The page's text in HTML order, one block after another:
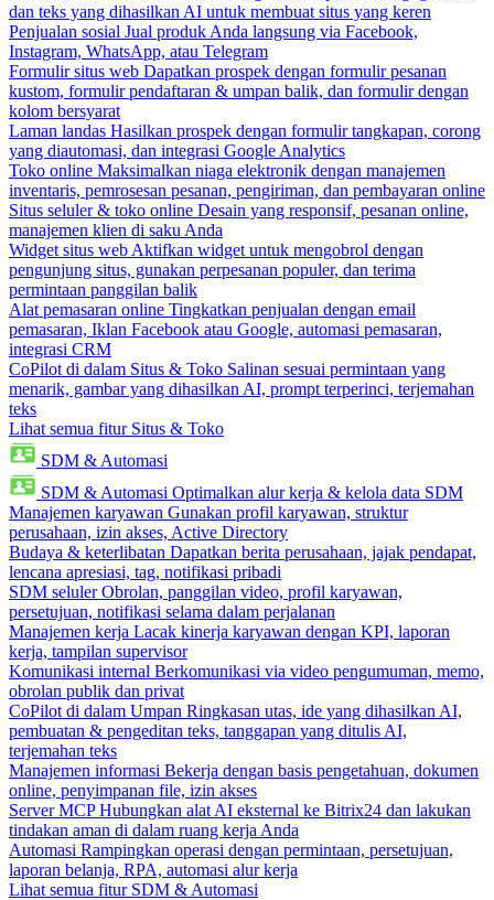
dan teks yang dihasilkan AI untuk membuat situs yang keren
Penjualan sosial Jual produk Anda langsung via Facebook,
Instagram, WhatsApp, atau Telegram
Formulir situs web Dapatkan prospek dengan formulir pesanan
kustom, formulir pendaftaran & umpan balik, dan formulir dengan
kolom bersyarat
Laman landas Hasilkan prospek dengan formulir tangkapan, corong
yang diautomasi, dan integrasi Google Analytics
Toko online Maksimalkan niaga elektronik dengan manajemen
inventaris, pemrosesan pesanan, pengiriman, dan pembayaran online
Situs seluler & toko online Desain yang responsif, pesanan online,
manajemen klien di saku Anda
Widget situs web Aktifkan widget untuk mengobrol dengan
pengunjung situs, gunakan perpesanan populer, dan terima
permintaan panggilan balik
Alat pemasaran online Tingkatkan penjualan dengan email
pemasaran, Iklan Facebook atau Google, automasi pemasaran,
integrasi CRM
CoPilot di dalam Situs & Toko Salinan sesuai permintaan yang
menarik, gambar yang dihasilkan AI, prompt terperinci, terjemahan
teks
Lihat semua fitur Situs & Toko
SDM & Automasi
SDM & Automasi Optimalkan alur kerja & kelola data SDM
Manajemen karyawan Gunakan profil karyawan, struktur
perusahaan, izin akses, Active Directory
Budaya & keterlibatan Dapatkan berita perusahaan, jajak pendapat,
lencana apresiasi, tag, notifikasi pribadi
SDM seluler Obrolan, panggilan video, profil karyawan,
persetujuan, notifikasi selama dalam perjalanan
Manajemen kerja Lacak kinerja karyawan dengan KPI, laporan
kerja, tampilan supervisor
Komunikasi internal Berkomunikasi via video pengumuman, memo,
obrolan publik dan privat
CoPilot di dalam Umpan Ringkasan utas, ide yang dihasilkan AI,
pembuatan & pengeditan teks, tanggapan yang ditulis AI,
terjemahan teks
Manajemen informasi Bekerja dengan basis pengetahuan, dokumen
online, penyimpanan file, izin akses
Server MCP Hubungkan alat AI eksternal ke Bitrix24 dan lakukan
tindakan aman di dalam ruang kerja Anda
Automasi Rampingkan operasi dengan permintaan, persetujuan,
laporan belanja, RPA, automasi alur kerja
Lihat semua fitur SDM & Automasi